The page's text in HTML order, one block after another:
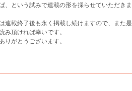
、という試みで連載の形を採らせていただきま
連載終了後も永く掲載し続けますので、また是
み頂ければ幸いです。
りがとうございます。